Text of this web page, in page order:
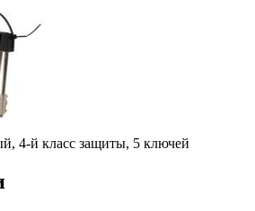
4-й класс защиты, 5 ключей